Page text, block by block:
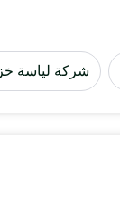
شركة لياسة